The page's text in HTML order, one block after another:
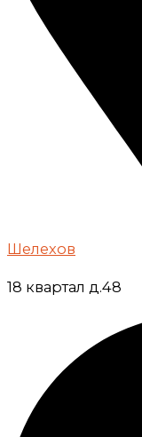
Шелехов
18 квартал д.48